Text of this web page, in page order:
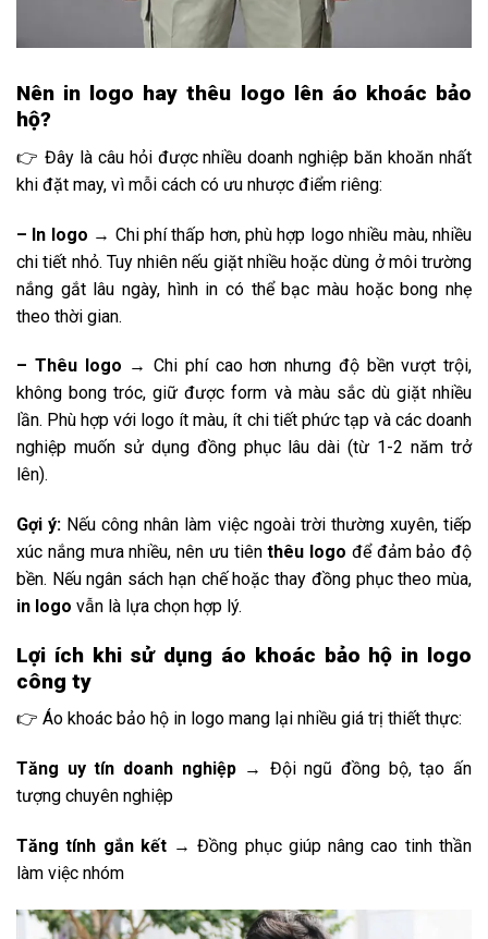
Nên in logo hay thêu logo lên áo khoác bảo
hộ?
👉 Đây là câu hỏi được nhiều doanh nghiệp băn khoăn nhất
khi đặt may, vì mỗi cách có ưu nhược điểm riêng:
– In logo → Chi phí thấp hơn, phù hợp logo nhiều màu, nhiều
chi tiết nhỏ. Tuy nhiên nếu giặt nhiều hoặc dùng ở môi trường
nắng gắt lâu ngày, hình in có thể bạc màu hoặc bong nhẹ
theo thời gian.
– Thêu logo → Chi phí cao hơn nhưng độ bền vượt trội,
không bong tróc, giữ được form và màu sắc dù giặt nhiều
lần. Phù hợp với logo ít màu, ít chi tiết phức tạp và các doanh
nghiệp muốn sử dụng đồng phục lâu dài (từ 1-2 năm trở
lên).
Gợi ý: Nếu công nhân làm việc ngoài trời thường xuyên, tiếp
xúc nắng mưa nhiều, nên ưu tiênthêu logo để đảm bảo độ
bền. Nếu ngân sách hạn chế hoặc thay đồng phục theo mùa,
in logo vẫn là lựa chọn hợp lý.
Lợi ích khi sử dụng áo khoác bảo hộ in logo
công ty
👉 Áo khoác bảo hộ in logo mang lại nhiều giá trị thiết thực:
Tăng uy tín doanh nghiệp → Đội ngũ đồng bộ, tạo ấn
tượng chuyên nghiệp
Tăng tính gắn kết → Đồng phục giúp nâng cao tinh thần
làm việc nhóm